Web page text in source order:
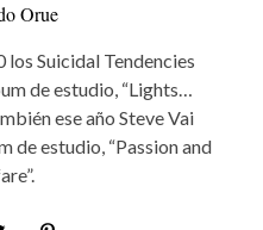
Orue
los Suicidal Tendencies
de estudio, “Lights…
ese año Steve Vai
de estudio, “Passion and